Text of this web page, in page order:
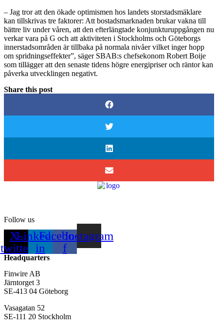
– Jag tror att den ökade optimismen hos landets storstadsmäklare
kan tillskrivas tre faktorer: Att bostadsmarknaden brukar vakna till
bättre liv under våren, att den efterlängtade konjunkturuppgången nu
verkar vara på G och att aktiviteten i Stockholms och Göteborgs
innerstadsområden är tillbaka på normala nivåer vilket inger hopp
om spridningseffekter”, säger SBAB:s chefsekonom Robert Boije
som tillägger att den senaste tidens högre energipriser och räntor kan
påverka utvecklingen negativt.
Share this post
Follow us
X-
twitter
Linkedin-
in
Facebook-
f
Instagram
Headquarters
Finwire AB
Järntorget 3
SE-413 04 Göteborg
Vasagatan 52
SE-111 20 Stockholm